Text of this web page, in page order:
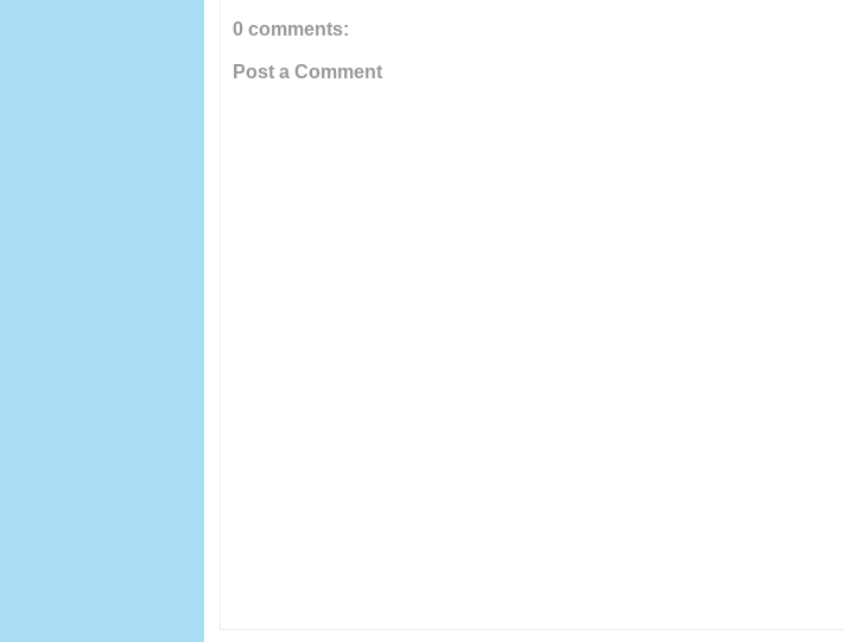
0 comments:
Post a Comment